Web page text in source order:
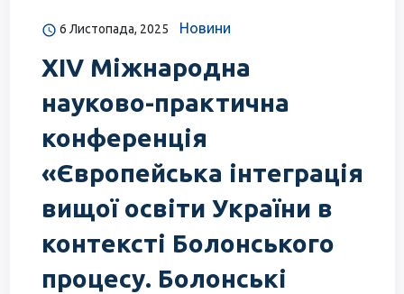
6 Листопада, 2025 Новини
XIV Міжнародна
науково-практична
конференція
«Європейська інтеграція
вищої освіти України в
контексті Болонського
процесу. Болонські